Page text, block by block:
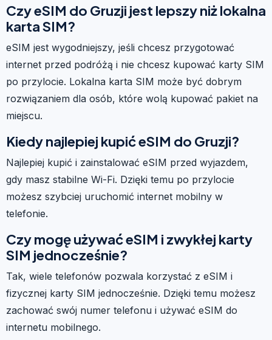
Czy eSIM do Gruzji jest lepszy niż lokalna
karta SIM?
eSIM jest wygodniejszy, jeśli chcesz przygotować
internet przed podróżą i nie chcesz kupować karty SIM
po przylocie. Lokalna karta SIM może być dobrym
rozwiązaniem dla osób, które wolą kupować pakiet na
miejscu.
Kiedy najlepiej kupić eSIM do Gruzji?
Najlepiej kupić i zainstalować eSIM przed wyjazdem,
gdy masz stabilne Wi-Fi. Dzięki temu po przylocie
możesz szybciej uruchomić internet mobilny w
telefonie.
Czy mogę używać eSIM i zwykłej karty
SIM jednocześnie?
Tak, wiele telefonów pozwala korzystać z eSIM i
fizycznej karty SIM jednocześnie. Dzięki temu możesz
zachować swój numer telefonu i używać eSIM do
internetu mobilnego.